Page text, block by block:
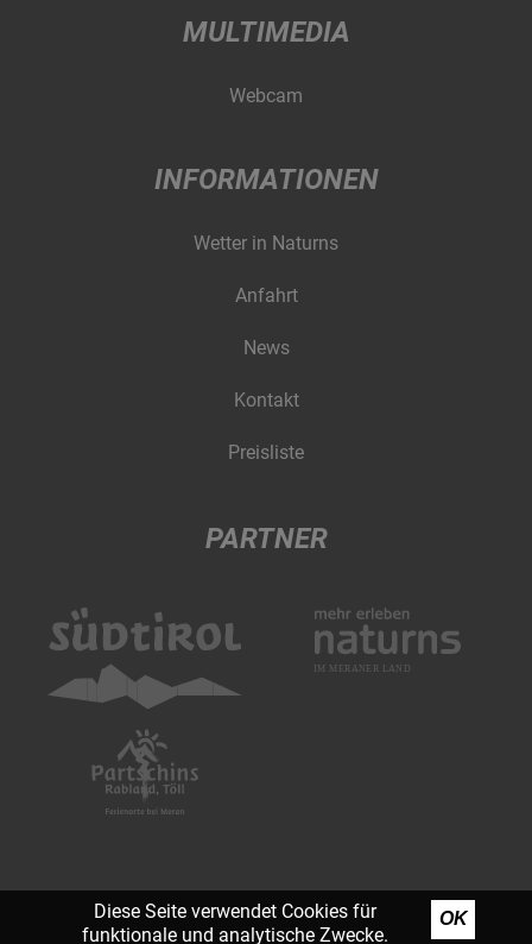
MULTIMEDIA
Webcam
INFORMATIONEN
Wetter in Naturns
Anfahrt
News
Kontakt
Preisliste
PARTNER
Diese Seite verwendet Cookies für
funktionale und analytische Zwecke.
OK